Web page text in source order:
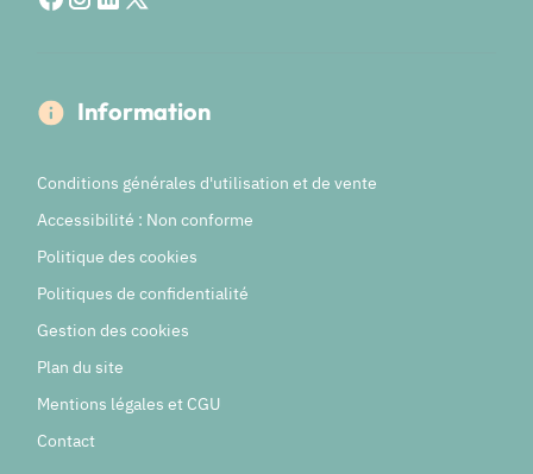
Information
Conditions générales d'utilisation et de vente
Accessibilité : Non conforme
Politique des cookies
Politiques de confidentialité
Gestion des cookies
Plan du site
Mentions légales et CGU
Contact